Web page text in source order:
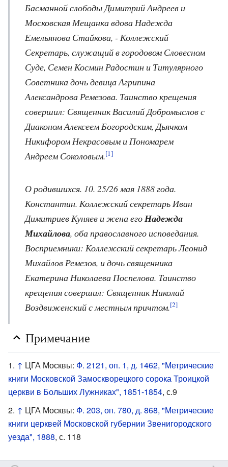
Басманной слободы Димитрий Андреев и
Московская Мещанка вдова Надежда
Емельянова Стайкова, - Коллежский
Секретарь, служащий в городовом Словесном
Суде, Семен Космин Радостин и Титулярного
Советника дочь девица Агрипина
Александрова Ремезова. Таинство крещения
совершил: Священник Василий Добромыслов с
Диаконом Алексеем Богородским, Дьячком
Никифором Некрасовым и Пономарем
Андреем Соколовым.[1]
О родившихся. 10. 25/26 мая 1888 года.
Константин. Коллежский секретарь Иван
Димитриев Куняев и жена егоНадежда
Михайлова, оба православного исповедания.
Восприемники: Коллежский секретарь Леонид
Михайлов Ремезов, и дочь священника
Екатерина Николаева Поспелова. Таинство
крещения совершил: Священник Николай
Воздвиженский с местным причтом.[2]
Примечание
↑ ЦГА Москвы: Ф. 2121, оп. 1, д. 1462, "Метрические
книги Московской Замоскворецкого сорока Троицкой
церкви в Больших Лужниках", 1851-1854, с.9
↑ ЦГА Москвы: Ф. 203, оп. 780, д. 868, "Метрические
книги церквей Московской губернии Звенигородского
уезда", 1888, с. 118